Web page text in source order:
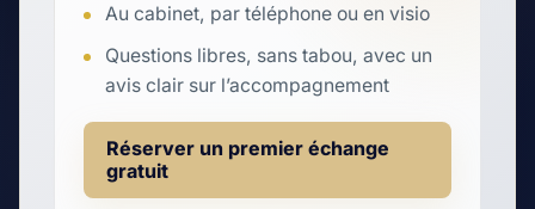
Au cabinet, par téléphone ou en visio
Questions libres, sans tabou, avec un
avis clair sur l’accompagnement
Réserver un premier échange
gratuit